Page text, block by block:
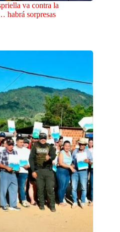
va contra la
habrá sorpresas